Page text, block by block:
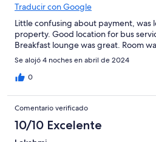
Traducir con Google
Little confusing about payment, was
property. Good location for bus
Breakfast lounge was great. Room
Se alojó 4 noches en abril de 2024
0
Comentario verificado
10/10 Excelente